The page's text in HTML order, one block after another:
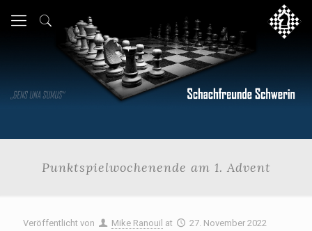
Punktspielwochenende am 1. Advent
Veröffentlicht von Mike Ranouil at 27. November 2022